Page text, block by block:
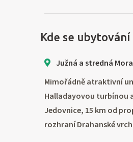
Kde se ubytování
Južná a stredná
Mimořádně atraktivní
Halladayovou turbínou
Jedovnice, 15 km od
rozhraní Drahanské